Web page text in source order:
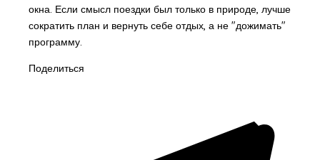
окна. Если смысл поездки был только в природе, лучше
сократить план и вернуть себе отдых, а не "дожимать"
программу.
Поделиться